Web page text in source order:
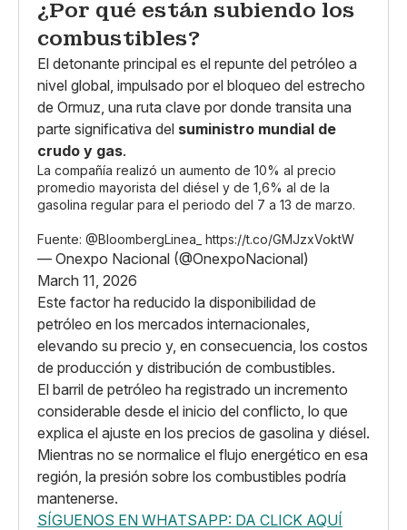
¿Por qué están subiendo los
combustibles?
El detonante principal es el repunte del petróleo a
nivel global, impulsado por el bloqueo del estrecho
de Ormuz, una ruta clave por donde transita una
parte significativa del suministro mundial de
crudo y gas.
La compañía realizó un aumento de 10% al precio
promedio mayorista del diésel y de 1,6% al de la
gasolina regular para el periodo del 7 a 13 de marzo.
Fuente: @BloombergLinea_ https://t.co/GMJzxVoktW
— Onexpo Nacional (@OnexpoNacional)
March 11, 2026
Este factor ha reducido la disponibilidad de
petróleo en los mercados internacionales,
elevando su precio y, en consecuencia, los costos
de producción y distribución de combustibles.
El barril de petróleo ha registrado un incremento
considerable desde el inicio del conflicto, lo que
explica el ajuste en los precios de gasolina y diésel.
Mientras no se normalice el flujo energético en esa
región, la presión sobre los combustibles podría
mantenerse.
SÍGUENOS EN WHATSAPP: DA CLICK AQUÍ